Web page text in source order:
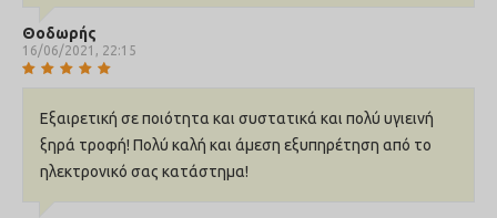
Θοδωρής
16/06/2021, 22:15
Εξαιρετική σε ποιότητα και συστατικά και πολύ υγιεινή
ξηρά τροφή! Πολύ καλή και άμεση εξυπηρέτηση από το
ηλεκτρονικό σας κατάστημα!